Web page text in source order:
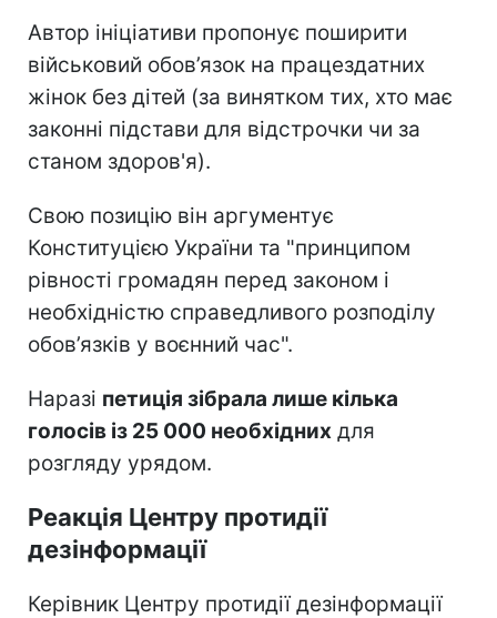
Автор ініціативи пропонує поширити
військовий обов’язок на працездатних
жінок без дітей (за винятком тих, хто має
законні підстави для відстрочки чи за
станом здоров'я).
Свою позицію він аргументує
Конституцією України та "принципом
рівності громадян перед законом і
необхідністю справедливого розподілу
обов’язків у воєнний час".
Наразі петиція зібрала лише кілька
голосів із 25 000 необхідних для
розгляду урядом.
Реакція Центру протидії
дезінформації
Керівник Центру протидії дезінформації